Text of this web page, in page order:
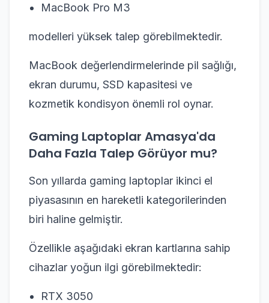
MacBook Pro M3
modelleri yüksek talep görebilmektedir.
MacBook değerlendirmelerinde pil sağlığı,
ekran durumu, SSD kapasitesi ve
kozmetik kondisyon önemli rol oynar.
Gaming Laptoplar Amasya'da
Daha Fazla Talep Görüyor mu?
Son yıllarda gaming laptoplar ikinci el
piyasasının en hareketli kategorilerinden
biri haline gelmiştir.
Özellikle aşağıdaki ekran kartlarına sahip
cihazlar yoğun ilgi görebilmektedir:
RTX 3050